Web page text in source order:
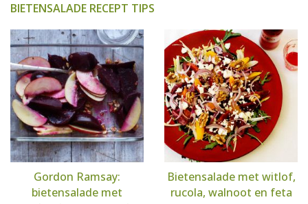
BIETENSALADE RECEPT TIPS
Gordon Ramsay:
bietensalade met
Bietensalade met witlof,
rucola, walnoot en feta